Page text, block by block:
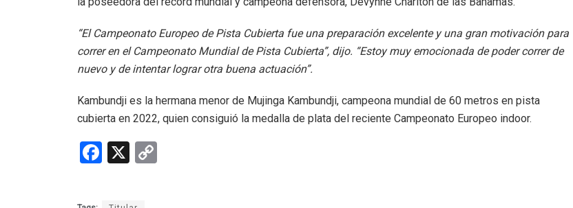
“El Campeonato Europeo de Pista Cubierta fue una preparación excelente y una gran motivación para
correr en el Campeonato Mundial de Pista Cubierta”, dijo. “Estoy muy emocionada de poder correr de
nuevo y de intentar lograr otra buena actuación”.
Kambundji es la hermana menor de Mujinga Kambundji, campeona mundial de 60 metros en pista
cubierta en 2022, quien consiguió la medalla de plata del reciente Campeonato Europeo indoor.
F
X